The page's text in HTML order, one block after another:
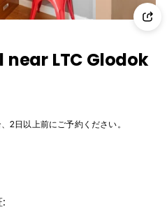
near LTC Glodok
2日以上前にご予約ください。
: